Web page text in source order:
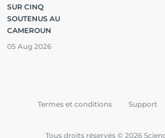
SUR CINQ
SOUTENUS AU
CAMEROUN
05 Aug 2026
Tous droits réservés © 2026
Termes et conditions Support